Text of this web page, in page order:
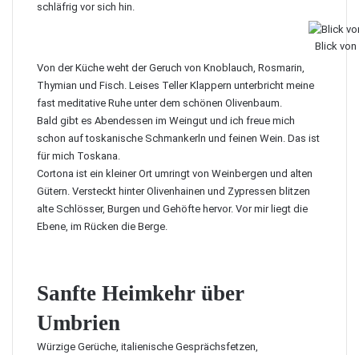
schläfrig vor sich hin.
Blick
Von der Küche weht der Geruch von Knoblauch, Rosmarin,
Thymian und Fisch. Leises Teller Klappern unterbricht meine
fast meditative Ruhe unter dem schönen Olivenbaum.
Bald gibt es Abendessen im Weingut und ich freue mich
schon auf toskanische Schmankerln und feinen Wein. Das ist
für mich Toskana.
Cortona ist ein kleiner Ort umringt von Weinbergen und alten
Gütern. Versteckt hinter Olivenhainen und Zypressen blitzen
alte Schlösser, Burgen und Gehöfte hervor. Vor mir liegt die
Ebene, im Rücken die Berge.
Sanfte Heimkehr über
Umbrien
Würzige Gerüche, italienische Gesprächsfetzen,